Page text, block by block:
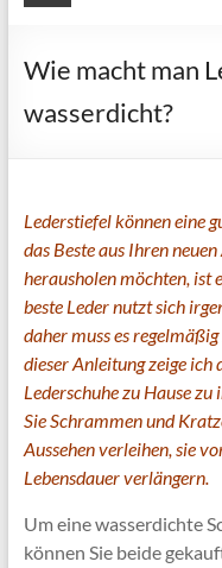
Wie macht man
wasserdicht?
Lederstiefel können eine
das Beste aus Ihren
herausholen möchten, ist
beste Leder nutzt sich
daher muss es
dieser Anleitung zeige ich
Lederschuhe zu Hause
Sie Schrammen und
Aussehen verleihen, sie
Lebensdauer verlängern.
Um eine wasserdichte
können Sie beide